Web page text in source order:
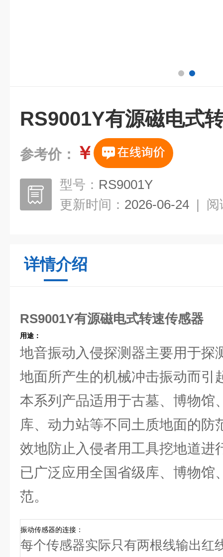
RS9001Y有源磁电式
参考价： ￥
型号： RS9001Y
更新时间： 2026-06-24 | 阅
详情介绍
RS9001Y有源磁电式转速传感器
用途：
地音振动入侵探测器主要用于探
地面所产生的机械冲击振动而引
本系列产品适用于古墓、博物馆
库、动力站等不同土质地面的防
效地防止入侵者用工具挖地道进
已广泛应用全国省级库、博物馆
范。
振动传感器的连接：
每个传感器实际只有两根线输出红